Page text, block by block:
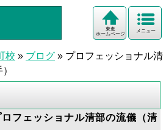
メニュー
東進
ホームページ
校 » ブログ » プロフェッショナル清
フェッショナル清部の流儀（清